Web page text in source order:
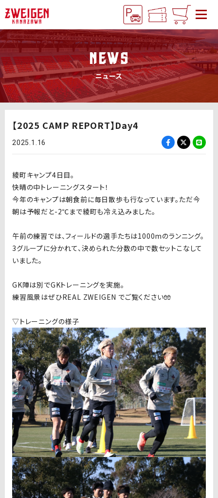
NEWS
ニュース
【2025 CAMP REPORT】Day4
2025.1.16
綾町キャンプ4日目。
快晴の中トレーニングスタート！
今年のキャンプは朝食前に毎日散歩も行なっています。ただ今
朝は予報だと-2℃まで綾町も冷え込みました。
午前の練習では、フィールドの選手たちは1000mのランニング。
3グループに分かれて、決められた分数の中で数セットこなして
いました。
GK陣は別でGKトレーニングを実施。
練習風景はぜひREAL ZWEIGEN でご覧ください🧤
▽トレーニングの様子